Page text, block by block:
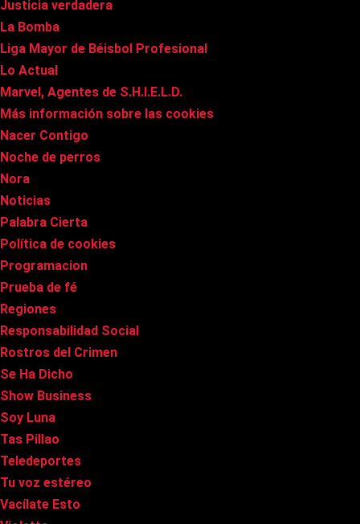
Justicia verdadera
La Bomba
Liga Mayor de Béisbol Profesional
Lo Actual
Marvel, Agentes de S.H.I.E.L.D.
Más información sobre las cookies
Nacer Contigo
Noche de perros
Nora
Noticias
Palabra Cierta
Política de cookies
Programacion
Prueba de fé
Regiones
Responsabilidad Social
Rostros del Crimen
Se Ha Dicho
Show Business
Soy Luna
Tas Pillao
Teledeportes
Tu voz estéreo
Vacílate Esto